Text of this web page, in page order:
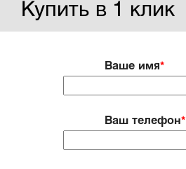
Купить в 1 клик
Ваше имя*
Ваш телефон*